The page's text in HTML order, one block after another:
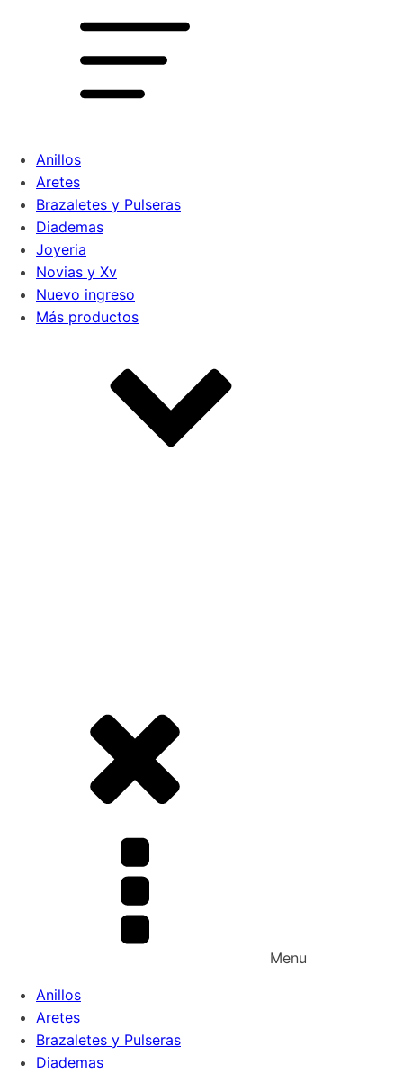
Anillos
Aretes
Brazaletes y Pulseras
Diademas
Joyeria
Novias y Xv
Nuevo ingreso
Más productos
Menu
Anillos
Aretes
Brazaletes y Pulseras
Diademas